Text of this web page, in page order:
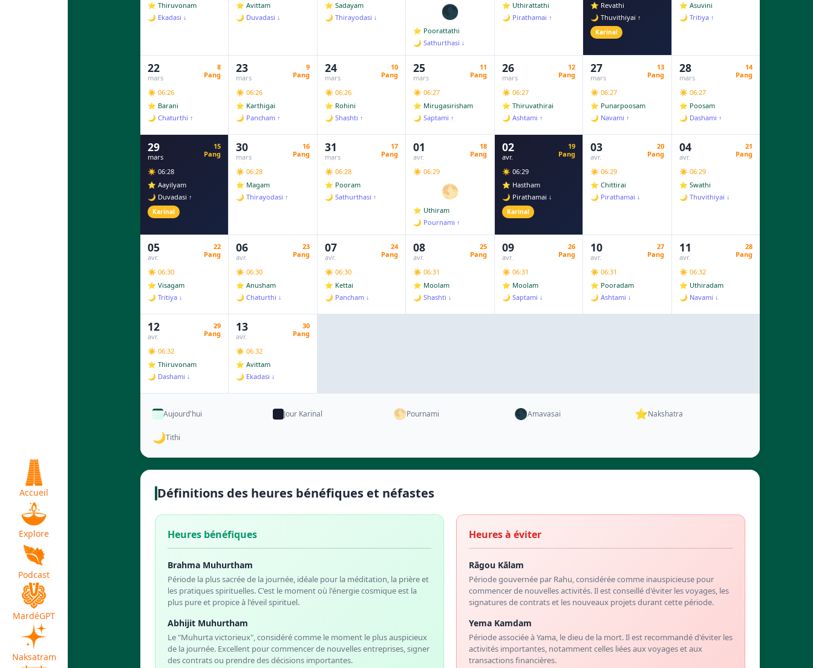
Accueil
Explore
Podcast
MardéGPT
Naksatram
⭐ Thiruvonam
🌙 Ekadasi ↓
⭐ Avittam
🌙 Duvadasi ↓
⭐ Sadayam
🌙 Thirayodasi ↓
🌑
⭐ Poorattathi
🌙 Sathurthasi ↓
⭐ Uthirattathi
🌙 Pirathamai ↑
⭐ Revathi
🌙 Thuvithiyai ↑
Karinal
⭐ Asuvini
🌙 Tritiya ↑
22
mars
8
Pang
☀️ 06:26
⭐ Barani
🌙 Chaturthi ↑
23
mars
9
Pang
☀️ 06:26
⭐ Karthigai
🌙 Pancham ↑
24
mars
10
Pang
☀️ 06:26
⭐ Rohini
🌙 Shashti ↑
25
mars
11
Pang
☀️ 06:27
⭐ Mirugasirisham
🌙 Saptami ↑
26
mars
12
Pang
☀️ 06:27
⭐ Thiruvathirai
🌙 Ashtami ↑
27
mars
13
Pang
☀️ 06:27
⭐ Punarpoosam
🌙 Navami ↑
28
mars
14
Pang
☀️ 06:27
⭐ Poosam
🌙 Dashami ↑
29
mars
15
Pang
☀️ 06:28
⭐ Aayilyam
🌙 Duvadasi ↑
Karinal
30
mars
16
Pang
☀️ 06:28
⭐ Magam
🌙 Thirayodasi ↑
31
mars
17
Pang
☀️ 06:28
⭐ Pooram
🌙 Sathurthasi ↑
01
avr.
18
Pang
☀️ 06:29
🌕
⭐ Uthiram
🌙 Pournami ↑
02
avr.
19
Pang
☀️ 06:29
⭐ Hastham
🌙 Pirathamai ↓
Karinal
03
avr.
20
Pang
☀️ 06:29
⭐ Chittirai
🌙 Pirathamai ↓
04
avr.
21
Pang
☀️ 06:29
⭐ Swathi
🌙 Thuvithiyai ↓
05
avr.
22
Pang
☀️ 06:30
⭐ Visagam
🌙 Tritiya ↓
06
avr.
23
Pang
☀️ 06:30
⭐ Anusham
🌙 Chaturthi ↓
07
avr.
24
Pang
☀️ 06:30
⭐ Kettai
🌙 Pancham ↓
08
avr.
25
Pang
☀️ 06:31
⭐ Moolam
🌙 Shashti ↓
09
avr.
26
Pang
☀️ 06:31
⭐ Moolam
🌙 Saptami ↓
10
avr.
27
Pang
☀️ 06:31
⭐ Pooradam
🌙 Ashtami ↓
11
avr.
28
Pang
☀️ 06:32
⭐ Uthiradam
🌙 Navami ↓
12
avr.
29
Pang
☀️ 06:32
⭐ Thiruvonam
🌙 Dashami ↓
13
avr.
30
Pang
☀️ 06:32
⭐ Avittam
🌙 Ekadasi ↓
Aujourd'hui Jour Karinal 🌕Pournami 🌑Amavasai ⭐Nakshatra
🌙Tithi
Définitions des heures bénéfiques et néfastes
Heures bénéfiques
Brahma Muhurtham
Période la plus sacrée de la journée, idéale pour la méditation, la prière et
les pratiques spirituelles. C'est le moment où l'énergie cosmique est la
plus pure et propice à l'éveil spirituel.
Abhijit Muhurtham
Le "Muhurta victorieux", considéré comme le moment le plus auspicieux
de la journée. Excellent pour commencer de nouvelles entreprises, signer
des contrats ou prendre des décisions importantes.
Heures à éviter
Rāgou Kālam
Période gouvernée par Rahu, considérée comme inauspicieuse pour
commencer de nouvelles activités. Il est conseillé d'éviter les voyages, les
signatures de contrats et les nouveaux projets durant cette période.
Yema Kamdam
Période associée à Yama, le dieu de la mort. Il est recommandé d'éviter les
activités importantes, notamment celles liées aux voyages et aux
transactions financières.